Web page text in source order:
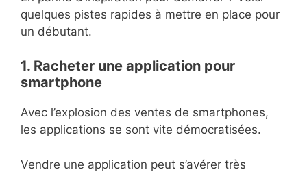
quelques pistes rapides à mettre en place pour
un débutant.
1. Racheter une application pour
smartphone
Avec l’explosion des ventes de smartphones,
les applications se sont vite démocratisées.
Vendre une application peut s’avérer très